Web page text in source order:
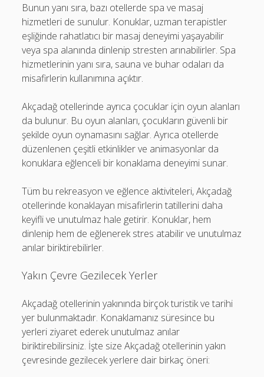
Bunun yanı sıra, bazı otellerde spa ve masaj
hizmetleri de sunulur. Konuklar, uzman terapistler
eşliğinde rahatlatıcı bir masaj deneyimi yaşayabilir
veya spa alanında dinlenip stresten arınabilirler. Spa
hizmetlerinin yanı sıra, sauna ve buhar odaları da
misafirlerin kullanımına açıktır.
Akçadağ otellerinde ayrıca çocuklar için oyun alanları
da bulunur. Bu oyun alanları, çocukların güvenli bir
şekilde oyun oynamasını sağlar. Ayrıca otellerde
düzenlenen çeşitli etkinlikler ve animasyonlar da
konuklara eğlenceli bir konaklama deneyimi sunar.
Tüm bu rekreasyon ve eğlence aktiviteleri, Akçadağ
otellerinde konaklayan misafirlerin tatillerini daha
keyifli ve unutulmaz hale getirir. Konuklar, hem
dinlenip hem de eğlenerek stres atabilir ve unutulmaz
anılar biriktirebilirler.
Yakın Çevre Gezilecek Yerler
Akçadağ otellerinin yakınında birçok turistik ve tarihi
yer bulunmaktadır. Konaklamanız süresince bu
yerleri ziyaret ederek unutulmaz anılar
biriktirebilirsiniz. İşte size Akçadağ otellerinin yakın
çevresinde gezilecek yerlere dair birkaç öneri: